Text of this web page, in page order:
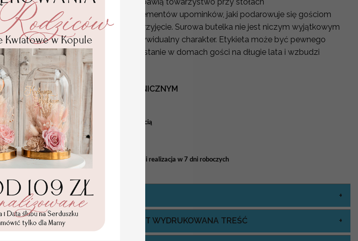
Wódka weselna to jeden z elementów upominków, jaki podarowuje się gościom
weselnym, gdy opuszczają przyjęcie. Surowa butelka nie jest niczym wyjątkowym
i dobrze byłoby nadać jej indywidualny charakter. Etykieta może być pewnego
rodzaju pamiątką, która pozostanie w domach gości na długie lata i wzbudzi
przyjemne wspomnienia.
ZAWIESZKI W STYLU BOTANICZNYM
wymiary: około 7 cm na 11 cm
minimalna ilość - 20 sztuk z jedną treścią
USŁUGA EKSPRESSOWA:
Dopłata 40% do wartości zamówienia i realizacja w 7 dni roboczych
KOLOR OKŁADKI
KOLOR PAPIERU NA NIEJ JEST WYDRUKOWANA TREŚĆ